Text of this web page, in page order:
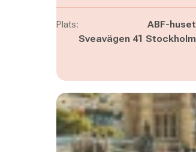
Plats:
ABF-huset
Sveavägen 41 Stockholm